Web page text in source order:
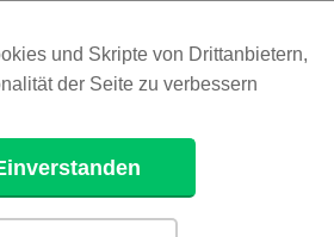
und Skripte von Drittanbietern,
der Seite zu verbessern